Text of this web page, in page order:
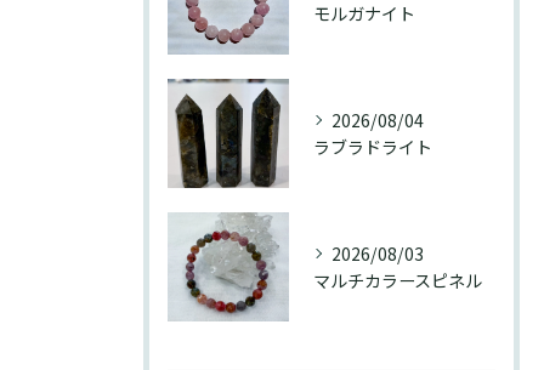
モルガナイト
2026/08/04
ラブラドライト
2026/08/03
マルチカラースピネル